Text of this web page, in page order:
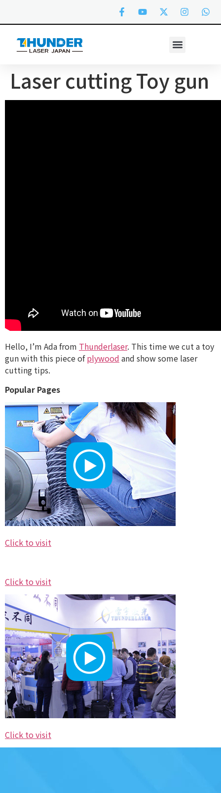
Laser cutting Toy gun
Hello, I’m Ada from Thunderlaser. This time we cut a toy
gun with this piece ofplywood and show some laser
cutting tips.
Popular Pages
Click to visit
Click to visit
Click to visit